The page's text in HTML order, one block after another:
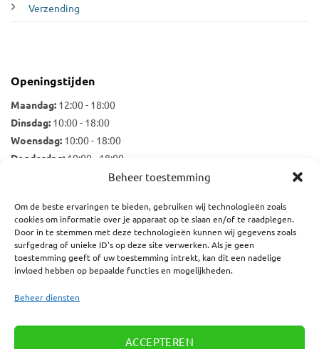
Beheer toestemming
Om de beste ervaringen te bieden, gebruiken wij technologieën zoals
cookies om informatie over je apparaat op te slaan en/of te raadplegen.
Door in te stemmen met deze technologieën kunnen wij gegevens zoals
surfgedrag of unieke ID's op deze site verwerken. Als je geen
toestemming geeft of uw toestemming intrekt, kan dit een nadelige
invloed hebben op bepaalde functies en mogelijkheden.
Beheer diensten
ACCEPTEREN
Verzending
Openingstijden
Maandag: 12:00 - 18:00
Dinsdag: 10:00 - 18:00
Woensdag: 10:00 - 18:00
Donderdag: 10:00 - 18:00
Nieuwsbrief
E-mailadres: